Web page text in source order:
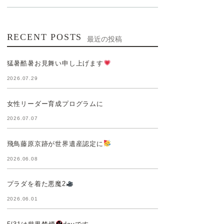
RECENT POSTS 最近の投稿
猛暑酷暑お見舞い申し上げます
2026.07.29
女性リーダー育成プログラムに
2026.07.07
飛鳥藤原京跡が世界遺産認定に
2026.06.08
プラダを着た悪魔2
2026.06.01